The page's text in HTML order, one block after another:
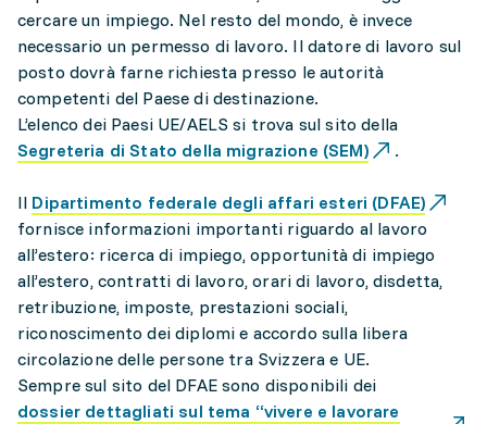
cercare un impiego. Nel resto del mondo, è invece
necessario un permesso di lavoro. Il datore di lavoro sul
posto dovrà farne richiesta presso le autorità
competenti del Paese di destinazione.
L’elenco dei Paesi UE/AELS si trova sul sito della
Segreteria di Stato della migrazione (SEM)
.
Il Dipartimento federale degli affari esteri (DFAE)
fornisce informazioni importanti riguardo al lavoro
all’estero: ricerca di impiego, opportunità di impiego
all’estero, contratti di lavoro, orari di lavoro, disdetta,
retribuzione, imposte, prestazioni sociali,
riconoscimento dei diplomi e accordo sulla libera
circolazione delle persone tra Svizzera e UE.
Sempre sul sito del DFAE sono disponibili dei
dossier dettagliati sul tema “vivere e lavorare